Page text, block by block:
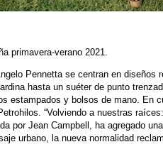
primavera-verano 2021.
Pennetta se centran en diseños
hasta un suéter de punto
estampados y bolsos de mano. En
“Volviendo a nuestras
por Jean Campbell, ha agregado
urbano, la nueva normalidad